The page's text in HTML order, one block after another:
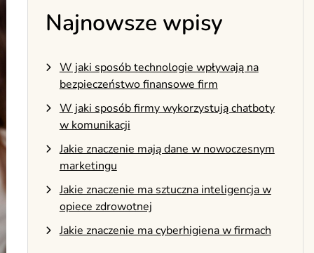
Najnowsze wpisy
W jaki sposób technologie wpływają na
bezpieczeństwo finansowe firm
W jaki sposób firmy wykorzystują chatboty
w komunikacji
Jakie znaczenie mają dane w nowoczesnym
marketingu
Jakie znaczenie ma sztuczna inteligencja w
opiece zdrowotnej
Jakie znaczenie ma cyberhigiena w firmach